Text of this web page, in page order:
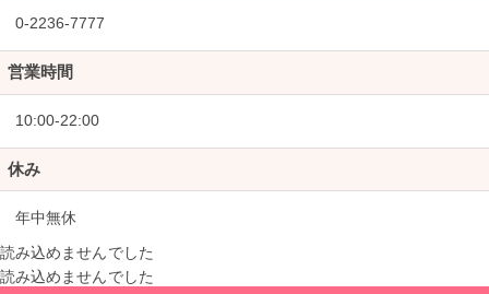
0-2236-7777
営業時間
10:00-22:00
休み
年中無休
読み込めませんでした
読み込めませんでした